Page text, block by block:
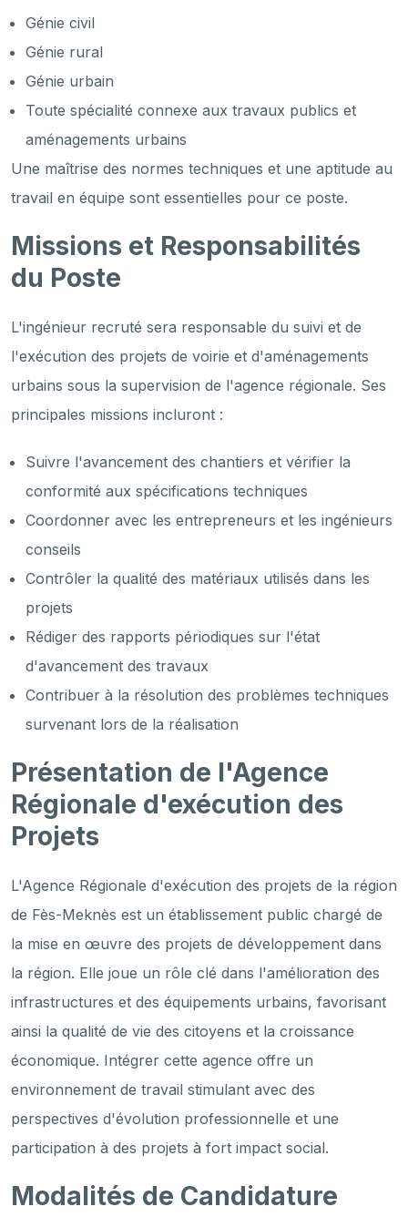
Génie civil
Génie rural
Génie urbain
Toute spécialité connexe aux travaux publics et
aménagements urbains
Une maîtrise des normes techniques et une aptitude au
travail en équipe sont essentielles pour ce poste.
Missions et Responsabilités
du Poste
L'ingénieur recruté sera responsable du suivi et de
l'exécution des projets de voirie et d'aménagements
urbains sous la supervision de l'agence régionale. Ses
principales missions incluront :
Suivre l'avancement des chantiers et vérifier la
conformité aux spécifications techniques
Coordonner avec les entrepreneurs et les ingénieurs
conseils
Contrôler la qualité des matériaux utilisés dans les
projets
Rédiger des rapports périodiques sur l'état
d'avancement des travaux
Contribuer à la résolution des problèmes techniques
survenant lors de la réalisation
Présentation de l'Agence
Régionale d'exécution des
Projets
L'Agence Régionale d'exécution des projets de la région
de Fès-Meknès est un établissement public chargé de
la mise en œuvre des projets de développement dans
la région. Elle joue un rôle clé dans l'amélioration des
infrastructures et des équipements urbains, favorisant
ainsi la qualité de vie des citoyens et la croissance
économique. Intégrer cette agence offre un
environnement de travail stimulant avec des
perspectives d'évolution professionnelle et une
participation à des projets à fort impact social.
Modalités de Candidature